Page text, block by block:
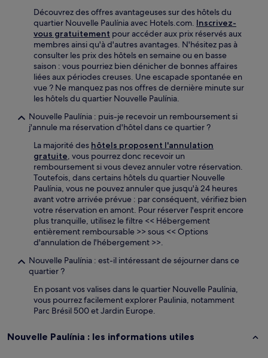
Découvrez des offres avantageuses sur des hôtels du
quartier Nouvelle Paulínia avec Hotels.com. Inscrivez-
vous gratuitement pour accéder aux prix réservés aux
membres ainsi qu'à d'autres avantages. N'hésitez pas à
consulter les prix des hôtels en semaine ou en basse
saison : vous pourriez bien dénicher de bonnes affaires
liées aux périodes creuses. Une escapade spontanée en
vue ? Ne manquez pas nos offres de dernière minute sur
les hôtels du quartier Nouvelle Paulínia.
Nouvelle Paulínia : puis-je recevoir un remboursement si
j'annule ma réservation d'hôtel dans ce quartier ?
La majorité des hôtels proposent l'annulation
gratuite, vous pourrez donc recevoir un
remboursement si vous devez annuler votre réservation.
Toutefois, dans certains hôtels du quartier Nouvelle
Paulínia, vous ne pouvez annuler que jusqu'à 24 heures
avant votre arrivée prévue : par conséquent, vérifiez bien
votre réservation en amont. Pour réserver l'esprit encore
plus tranquille, utilisez le filtre << Hébergement
entièrement remboursable >> sous << Options
d'annulation de l'hébergement >>.
Nouvelle Paulínia : est-il intéressant de séjourner dans ce
quartier ?
En posant vos valises dans le quartier Nouvelle Paulínia,
vous pourrez facilement explorer Paulinia, notamment
Parc Brésil 500 et Jardin Europe.
Nouvelle Paulínia : les informations utiles